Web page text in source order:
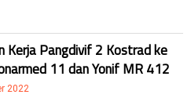
Kerja Pangdivif 2 Kostrad ke
11 dan Yonif MR 412
2022